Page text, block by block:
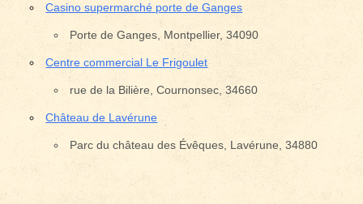
Casino supermarché porte de Ganges
Porte de Ganges, Montpellier, 34090
Centre commercial Le Frigoulet
rue de la Bilière, Cournonsec, 34660
Château de Lavérune
Parc du château des Évêques, Lavérune, 34880